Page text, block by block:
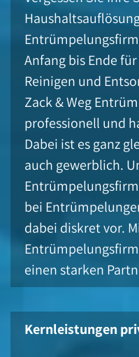
Anfang bis Ende
Reinigen und
Zack & Weg
professionell und
Dabei ist es ganz
auch gewerblich.
bei
dabei diskret vor.
einen starken
Kernleistungen